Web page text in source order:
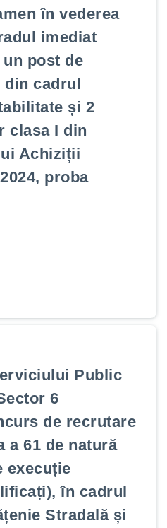
în vederea
imediat
post de
din cadrul
și 2
clasa I din
Achiziții
proba
Public
6
de recrutare
a 61 de natură
execuție
în cadrul
Stradală și